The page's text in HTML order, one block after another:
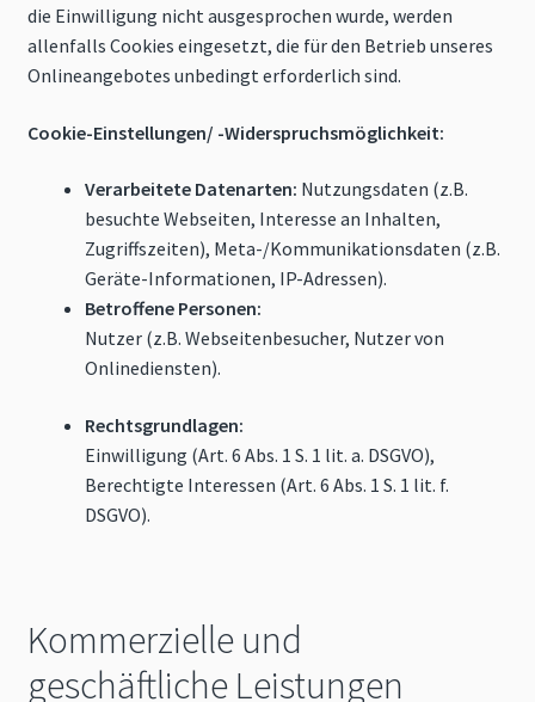
die Einwilligung nicht ausgesprochen wurde, werden
allenfalls Cookies eingesetzt, die für den Betrieb unseres
Onlineangebotes unbedingt erforderlich sind.
Cookie-Einstellungen/ -Widerspruchsmöglichkeit:
Verarbeitete Datenarten: Nutzungsdaten (z.B.
besuchte Webseiten, Interesse an Inhalten,
Zugriffszeiten), Meta-/Kommunikationsdaten (z.B.
Geräte-Informationen, IP-Adressen).
Betroffene Personen:
Nutzer (z.B. Webseitenbesucher, Nutzer von
Onlinediensten).
Rechtsgrundlagen:
Einwilligung (Art. 6 Abs. 1 S. 1 lit. a. DSGVO),
Berechtigte Interessen (Art. 6 Abs. 1 S. 1 lit. f.
DSGVO).
Kommerzielle und
geschäftliche Leistungen